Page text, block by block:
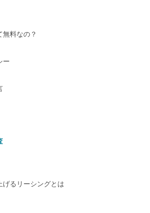
無料なの？
ー
げるリーシングとは